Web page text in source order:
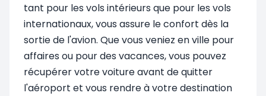
tant pour les vols intérieurs que pour les vols
internationaux, vous assure le confort dès la
sortie de l'avion. Que vous veniez en ville pour
affaires ou pour des vacances, vous pouvez
récupérer votre voiture avant de quitter
l'aéroport et vous rendre à votre destination